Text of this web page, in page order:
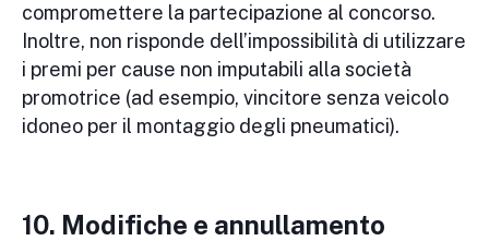
compromettere la partecipazione al concorso.
Inoltre, non risponde dell’impossibilità di utilizzare
i premi per cause non imputabili alla società
promotrice (ad esempio, vincitore senza veicolo
idoneo per il montaggio degli pneumatici).
10. Modifiche e annullamento